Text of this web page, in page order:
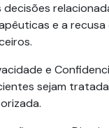
decisões
e a
e
sejam